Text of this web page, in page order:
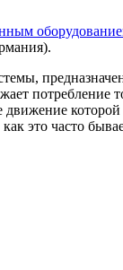
которой
это часто